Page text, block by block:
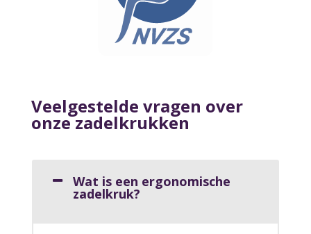
Veelgestelde vragen over
onze zadelkrukken
Wat is een ergonomische
zadelkruk?